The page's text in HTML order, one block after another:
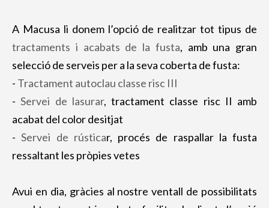
A Macusa li donem l’opció de realitzar tot tipus de
tractaments i acabats de la fusta, amb una gran
selecció de serveis per a la seva coberta de fusta:
- Tractament autoclau classe risc III
-Servei de lasurar, tractament classe risc II amb
acabat del color desitjat
-Servei de rústicar, procés de raspallar la fusta
ressaltant les pròpies vetes
Avui en dia, gràcies al nostre ventall de possibilitats